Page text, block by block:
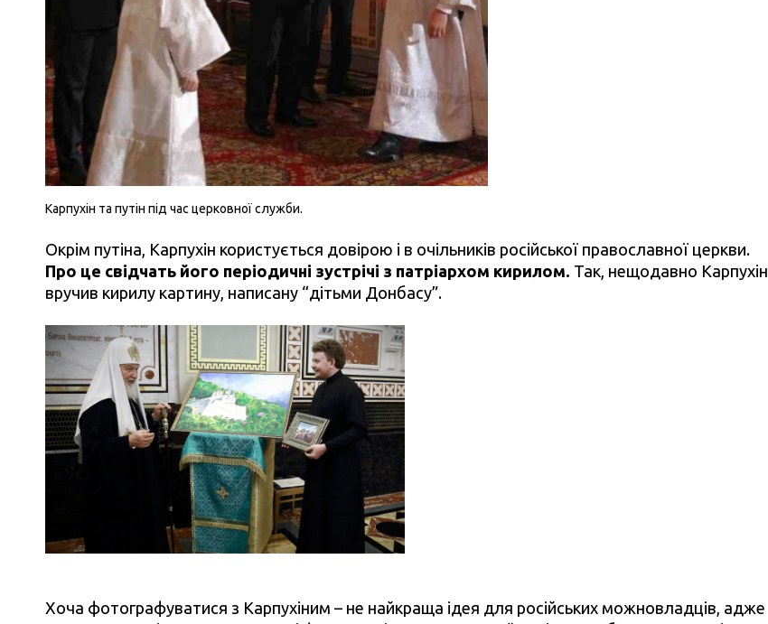
Карпухін та путін під час церковної служби.
Окрім путіна, Карпухін користується довірою і в очільників російської православної церкви.
Про це свідчать його періодичні зустрічі з патріархом кирилом. Так, нещодавно Карпухін
вручив кирилу картину, написану “дітьми Донбасу”.
Хоча фотографуватися з Карпухіним – не найкраща ідея для російських можновладців, адже